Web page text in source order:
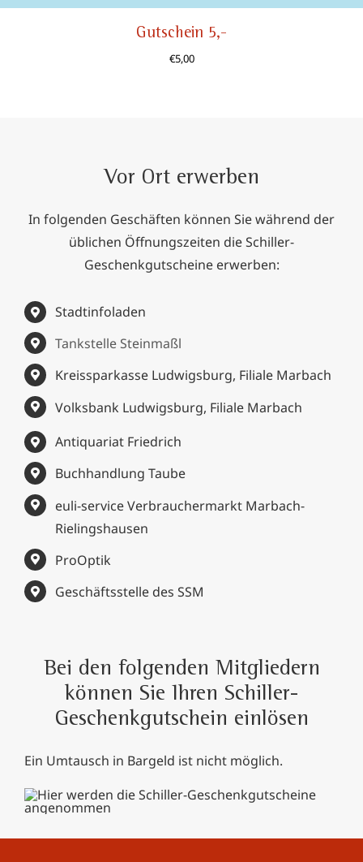
Gutschein 5,-
€5,00
Vor Ort erwerben
In folgenden Geschäften können Sie während der
üblichen Öffnungszeiten die Schiller-
Geschenkgutscheine erwerben:
Stadtinfoladen
Tankstelle Steinmaßl
Kreissparkasse Ludwigsburg, Filiale Marbach
Volksbank Ludwigsburg, Filiale Marbach
Antiquariat Friedrich
Buchhandlung Taube
euli-service Verbrauchermarkt Marbach-
Rielingshausen
ProOptik
Geschäftsstelle des SSM
Bei den folgenden Mitgliedern
können Sie Ihren Schiller-
Geschenkgutschein einlösen
Ein Umtausch in Bargeld ist nicht möglich.